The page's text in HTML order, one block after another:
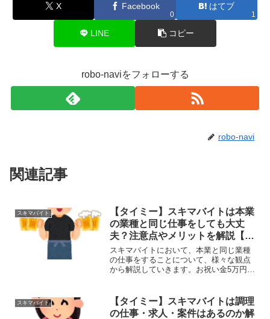
X Facebook
0
はてブ
1
LINE コピー
robo-naviをフォローする
robo-navi
関連記事
スキマバイト
【タイミー】スキマバイトは本業
の業種と同じ仕事をしても大丈
夫？注意点やメリットを解説【メ
ルカリハロ終了・シェアフル】
スキマバイトにおいて、本業と同じ業種
の仕事をすることについて、様々な観点
から解説していきます。お祝い金5万円が
たスキルや知識を活かすことができま
す。これにより、ス...
スキマバイト
【タイミー】スキマバイトは調理
の仕事・求人・案件はあるのか解